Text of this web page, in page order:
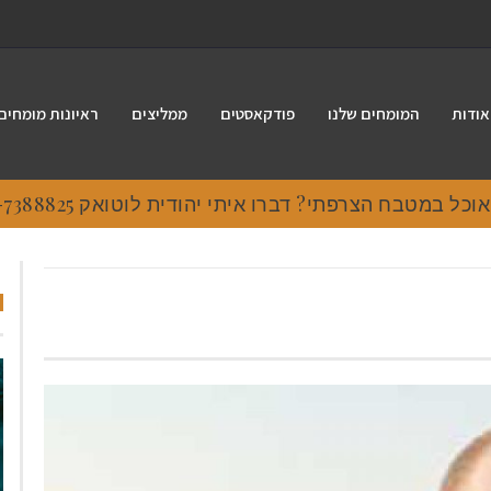
אודות המומחים שלנו פודקאסטים ממליצים ראיונות
במטבח הצרפתי? דברו איתי יהודית לוטואק 054-7388825.